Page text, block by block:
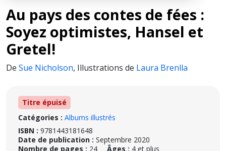
Au pays des contes de fées :
Soyez optimistes, Hansel et
Gretel!
De Sue Nicholson, Illustrations de Laura Brenlla
Titre épuisé
Catégories : Albums illustrés
ISBN : 9781443181648
Date de publication : Septembre 2020
Nombre de pages : 24 Âges : 4 et plus